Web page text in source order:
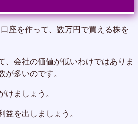
座を作って、数万円で買える株を
、会社の価値が低いわけではありま
が多いのです。
けましょう。
益を出しましょう。